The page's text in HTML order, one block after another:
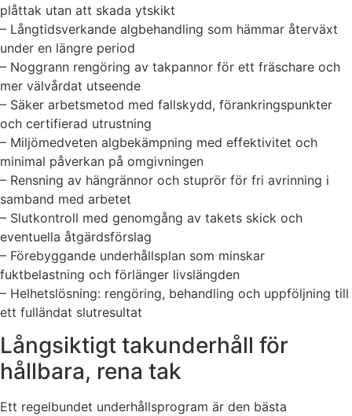
plåttak utan att skada ytskikt
– Långtidsverkande algbehandling som hämmar återväxt
under en längre period
– Noggrann rengöring av takpannor för ett fräschare och
mer välvårdat utseende
– Säker arbetsmetod med fallskydd, förankringspunkter
och certifierad utrustning
– Miljömedveten algbekämpning med effektivitet och
minimal påverkan på omgivningen
– Rensning av hängrännor och stuprör för fri avrinning i
samband med arbetet
– Slutkontroll med genomgång av takets skick och
eventuella åtgärdsförslag
– Förebyggande underhållsplan som minskar
fuktbelastning och förlänger livslängden
– Helhetslösning: rengöring, behandling och uppföljning till
ett fulländat slutresultat
Långsiktigt takunderhåll för
hållbara, rena tak
Ett regelbundet underhållsprogram är den bästa